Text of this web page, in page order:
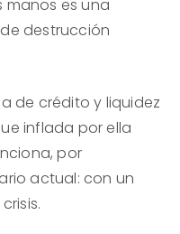
manos es una
destrucción
de crédito y liquidez
inflada por ella
por
actual: con un